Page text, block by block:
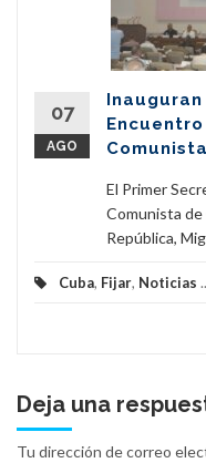
07
AGO
El Primer
Comunista de
República,
Cuba, Fijar, Noticias
Deja una
Tu dirección de correo